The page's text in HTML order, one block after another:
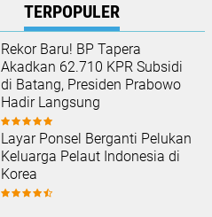
TERPOPULER
Rekor Baru! BP Tapera
Akadkan 62.710 KPR Subsidi
di Batang, Presiden Prabowo
Hadir Langsung
Layar Ponsel Berganti Pelukan
Keluarga Pelaut Indonesia di
Korea